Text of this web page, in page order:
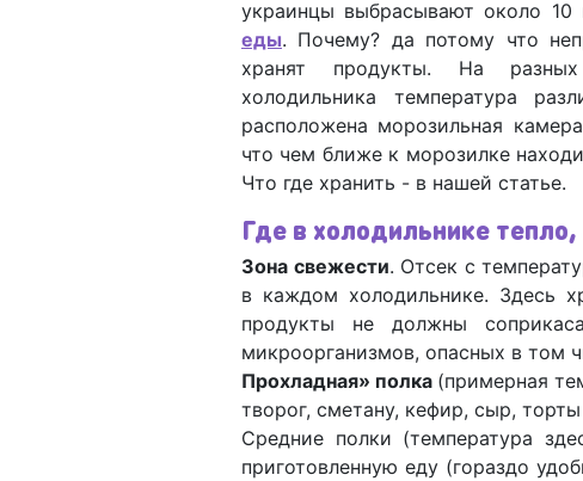
украинцы выбрасывают около 10
еды. Почему? да потому что
хранят продукты. На
холодильника температура
расположена морозильная
что чем ближе к морозилке
Что где хранить - в нашей статье.
Где в холодильнике
Зона свежести. Отсек с
в каждом холодильнике. Здесь
продукты не должны
микроорганизмов, опасных в том
Прохладная» полка (примерная
творог, сметану, кефир, сыр,
Средние полки (температура
приготовленную еду (гораздо